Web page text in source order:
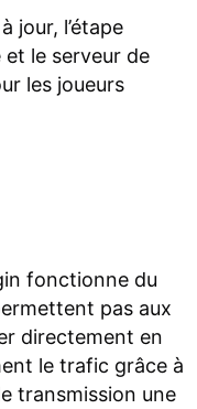
jour, l’étape
le serveur de
les joueurs
fonctionne du
pas aux
directement en
le trafic grâce à
transmission une